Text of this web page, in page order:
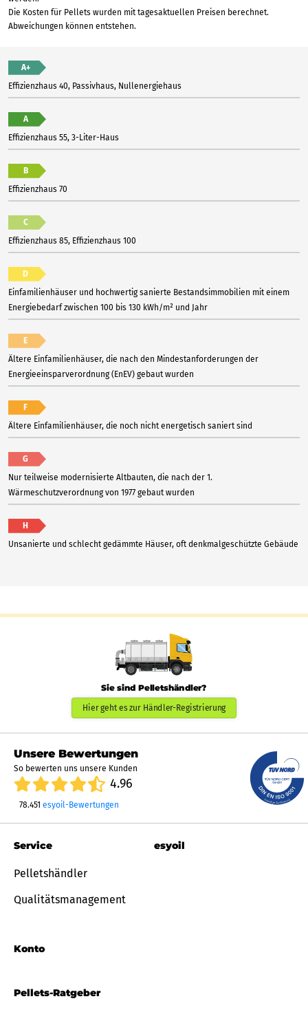
Die Kosten für Pellets wurden mit tagesaktuellen Preisen berechnet.
Abweichungen können entstehen.
A+
Effizienzhaus 40, Passivhaus, Nullenergiehaus
A
Effizienzhaus 55, 3-Liter-Haus
B
Effizienzhaus 70
C
Effizienzhaus 85, Effizienzhaus 100
D
Einfamilienhäuser und hochwertig sanierte Bestandsimmobilien mit einem
Energiebedarf zwischen 100 bis 130 kWh/m² und Jahr
E
Ältere Einfamilienhäuser, die nach den Mindestanforderungen der
Energieeinsparverordnung (EnEV) gebaut wurden
F
Ältere Einfamilienhäuser, die noch nicht energetisch saniert sind
G
Nur teilweise modernisierte Altbauten, die nach der 1.
Wärmeschutzverordnung von 1977 gebaut wurden
H
Unsanierte und schlecht gedämmte Häuser, oft denkmalgeschützte Gebäude
Sie sind Pelletshändler?
Hier geht es zur Händler-Registrierung
Unsere Bewertungen
So bewerten uns unsere Kunden
4.96
78.451 esyoil-Bewertungen
Pellets-Ratgeber
Service
Pelletshändler
Qualitätsmanagement
Konto
esyoil